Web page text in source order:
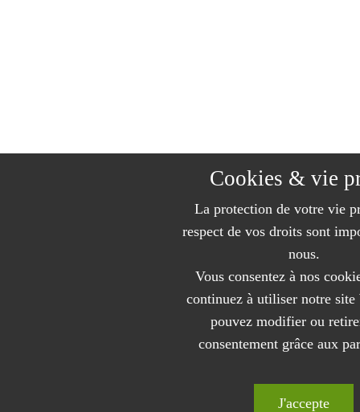
Cookies & vie
La protection de votre vie
respect de vos droits sont
nous.
Vous consentez à nos
continuez à utiliser notre site
pouvez modifier ou
consentement grâce aux
J'accepte